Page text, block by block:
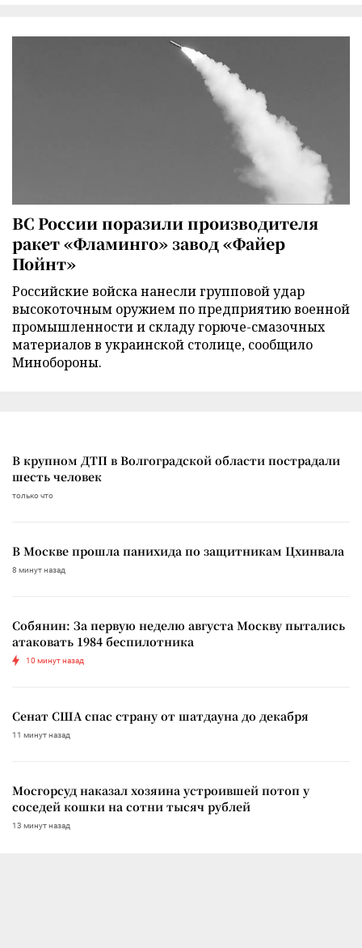
ВС России поразили производителя
ракет «Фламинго» завод «Файер
Пойнт»
Российские войска нанесли групповой удар
высокоточным оружием по предприятию военной
промышленности и складу горюче-смазочных
материалов в украинской столице, сообщило
Минобороны.
В крупном ДТП в Волгоградской области пострадали
шесть человек
только что
В Москве прошла панихида по защитникам Цхинвала
8 минут назад
Собянин: За первую неделю августа Москву пытались
атаковать 1984 беспилотника
10 минут назад
Сенат США спас страну от шатдауна до декабря
11 минут назад
Мосгорсуд наказал хозяина устроившей потоп у
соседей кошки на сотни тысяч рублей
13 минут назад